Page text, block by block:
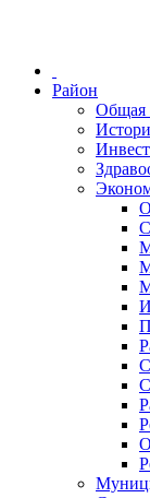
Район
Общая